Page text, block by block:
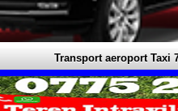
Transport aeroport Taxi 7